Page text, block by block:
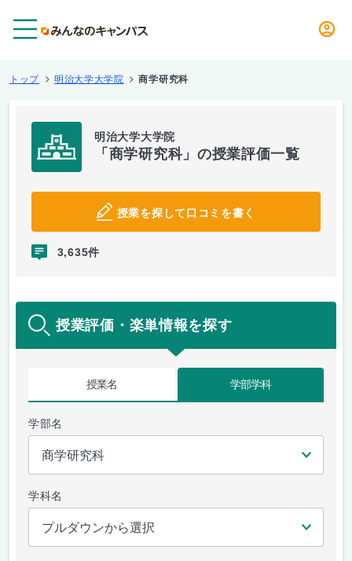
トップ 明治大学大学院 商学研究科
明治大学大学院
「商学研究科」の授業評価一覧
授業を探して口コミを書く
3,635件
授業評価・楽単情報を探す
授業名 学部学科
学部名
学科名